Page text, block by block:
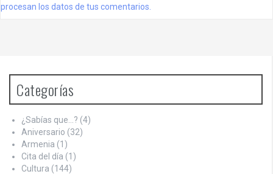
procesan los datos de tus comentarios.
Categorías
¿Sabías que…? (4)
Aniversario (32)
Armenia (1)
Cita del día (1)
Cultura (144)